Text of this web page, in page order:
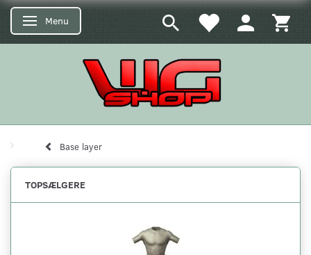
Skifte navigation
Menu
Base layer
TOPSÆLGERE